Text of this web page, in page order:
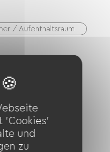
/ Aufenthaltsraum
Cuisinière
Kühlschrank
'Cookies'
und
zu